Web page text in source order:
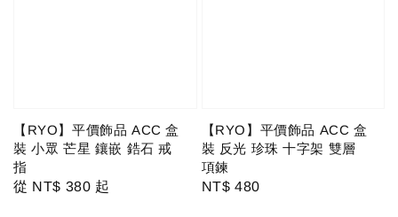
【RYO】平價飾品 ACC 盒
裝 小眾 芒星 鑲嵌 鋯石 戒
指
Regular
從 NT$ 380 起
【RYO】平價飾品 ACC 盒
裝 反光 珍珠 十字架 雙層
項鍊
Regular
NT$ 480